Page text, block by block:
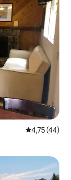
4,75 de uma
4,75 (44)